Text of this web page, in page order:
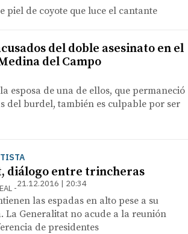
piel de coyote que luce el cantante
del doble asesinato en el
del Campo
esposa de una de ellos, que permaneció
del burdel, también es culpable por ser
diálogo entre trincheras
21.12.2016 | 20:34
las espadas en alto pese a su
La Generalitat no acude a la reunión
de presidentes